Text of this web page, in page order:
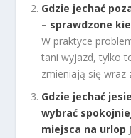
Gdzie jechać
– sprawdzone
W praktyce
tani wyjazd, tylko
zmieniają się wraz
Gdzie jechać
wybrać
miejsca na urlop